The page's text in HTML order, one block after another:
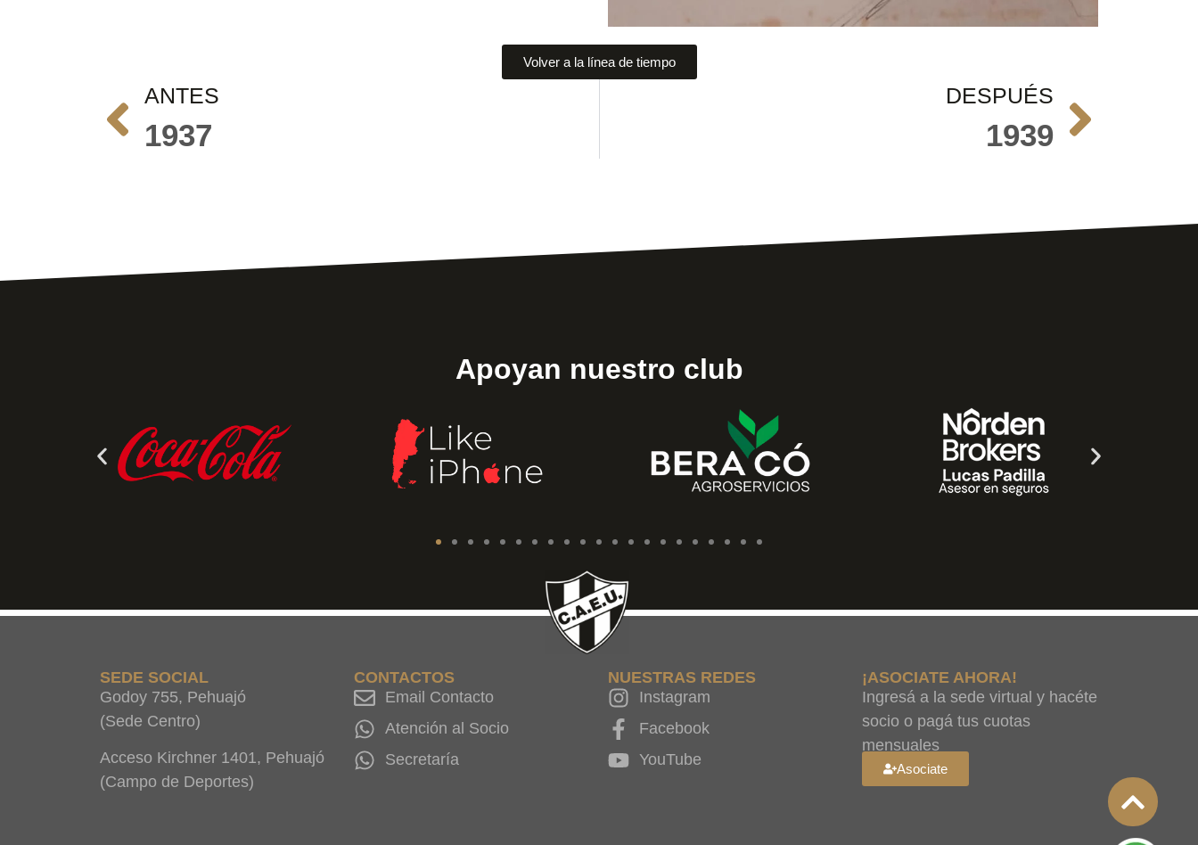
Volver a la línea de tiempo
ANTES
1937
DESPUÉS
1939
Apoyan nuestro club
SEDE SOCIAL
Godoy 755, Pehuajó
(Sede Centro)
Acceso Kirchner 1401, Pehuajó
(Campo de Deportes)
CONTACTOS
Email Contacto
Atención al Socio
Secretaría
NUESTRAS REDES
Instagram
Facebook
YouTube
¡ASOCIATE AHORA!
Ingresá a la sede virtual y hacéte
socio o pagá tus cuotas
mensuales
Asociate